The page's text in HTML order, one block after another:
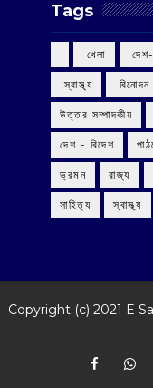
Tags
‌ খেলা
‌ স্বাস্থ্য ‌ বিনোদন
উত্তর সম্পাদকীয়
দেশ - বিদেশ
ভ্রমন রাজ্য
সাহিত্য স্বাস্থ্য
Copyright (c) 2021 E